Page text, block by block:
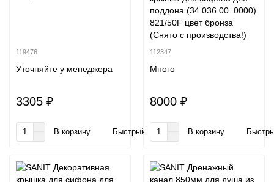
119476
Уточняйте у менеджера
3305 ₽
В корзину Быстрый заказ
поддона (34.036.00..0000)
821/50F цвет бронза
(Снято с производства!)
112347
Много
8000 ₽
В корзину